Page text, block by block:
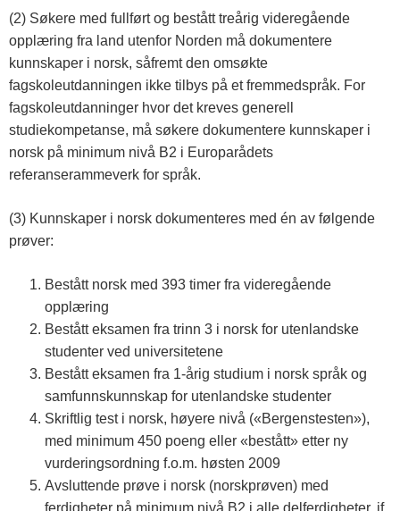
(2) Søkere med fullført og bestått treårig videregående
opplæring fra land utenfor Norden må dokumentere
kunnskaper i norsk, såfremt den omsøkte
fagskoleutdanningen ikke tilbys på et fremmedspråk. For
fagskoleutdanninger hvor det kreves generell
studiekompetanse, må søkere dokumentere kunnskaper i
norsk på minimum nivå B2 i Europarådets
referanserammeverk for språk.
(3) Kunnskaper i norsk dokumenteres med én av følgende
prøver:
Bestått norsk med 393 timer fra videregående
opplæring
Bestått eksamen fra trinn 3 i norsk for utenlandske
studenter ved universitetene
Bestått eksamen fra 1-årig studium i norsk språk og
samfunnskunnskap for utenlandske studenter
Skriftlig test i norsk, høyere nivå («Bergenstesten»),
med minimum 450 poeng eller «bestått» etter ny
vurderingsordning f.o.m. høsten 2009
Avsluttende prøve i norsk (norskprøven) med
ferdigheter på minimum nivå B2 i alle delferdigheter, jf.